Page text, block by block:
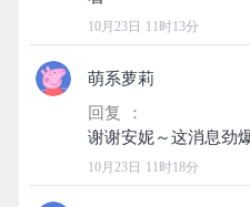
10月23日 11时13分
萌系萝莉
回复 ：
10月23日 11时18分